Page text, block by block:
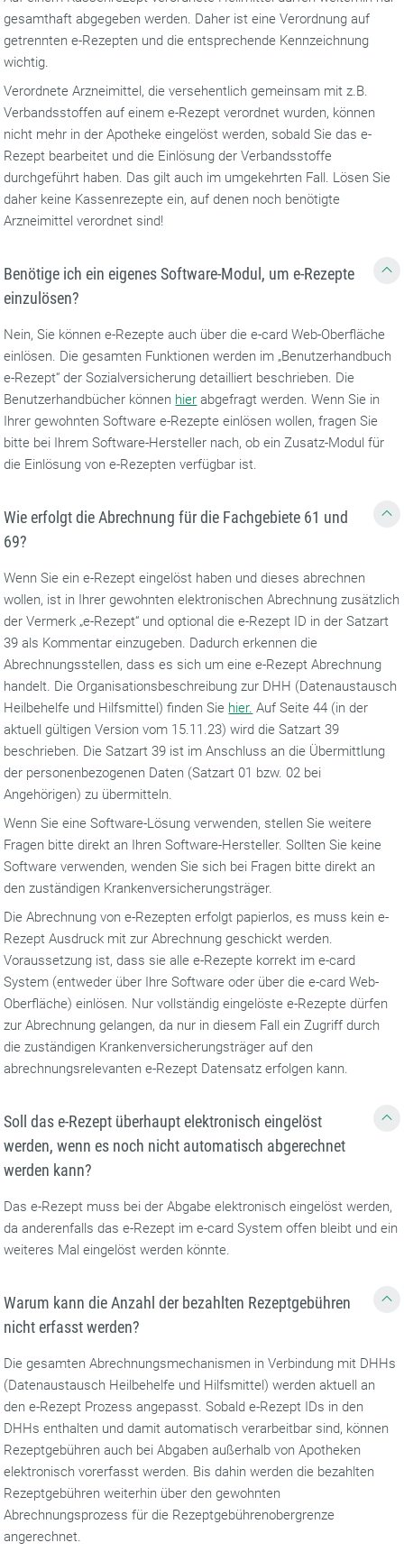
gesamthaft abgegeben werden. Daher ist eine Verordnung auf
getrennten e-Rezepten und die entsprechende Kennzeichnung
wichtig.
Verordnete Arzneimittel, die versehentlich gemeinsam mit z.B.
Verbandsstoffen auf einem e-Rezept verordnet wurden, können
nicht mehr in der Apotheke eingelöst werden, sobald Sie das e-
Rezept bearbeitet und die Einlösung der Verbandsstoffe
durchgeführt haben. Das gilt auch im umgekehrten Fall. Lösen Sie
daher keine Kassenrezepte ein, auf denen noch benötigte
Arzneimittel verordnet sind!
Benötige ich ein eigenes Software-Modul, um e-Rezepte
einzulösen?
Nein, Sie können e-Rezepte auch über die e-card Web-Oberfläche
einlösen. Die gesamten Funktionen werden im „Benutzerhandbuch
e-Rezept“ der Sozialversicherung detailliert beschrieben. Die
Benutzerhandbücher können hier abgefragt werden. Wenn Sie in
Ihrer gewohnten Software e-Rezepte einlösen wollen, fragen Sie
bitte bei Ihrem Software-Hersteller nach, ob ein Zusatz-Modul für
die Einlösung von e-Rezepten verfügbar ist.
Wie erfolgt die Abrechnung für die Fachgebiete 61 und
69?
Wenn Sie ein e-Rezept eingelöst haben und dieses abrechnen
wollen, ist in Ihrer gewohnten elektronischen Abrechnung zusätzlich
der Vermerk „e-Rezept“ und optional die e-Rezept ID in der Satzart
39 als Kommentar einzugeben. Dadurch erkennen die
Abrechnungsstellen, dass es sich um eine e-Rezept Abrechnung
handelt. Die Organisationsbeschreibung zur DHH (Datenaustausch
Heilbehelfe und Hilfsmittel) finden Sie hier. Auf Seite 44 (in der
aktuell gültigen Version vom 15.11.23) wird die Satzart 39
beschrieben. Die Satzart 39 ist im Anschluss an die Übermittlung
der personenbezogenen Daten (Satzart 01 bzw. 02 bei
Angehörigen) zu übermitteln.
Wenn Sie eine Software-Lösung verwenden, stellen Sie weitere
Fragen bitte direkt an Ihren Software-Hersteller. Sollten Sie keine
Software verwenden, wenden Sie sich bei Fragen bitte direkt an
den zuständigen Krankenversicherungsträger.
Die Abrechnung von e-Rezepten erfolgt papierlos, es muss kein e-
Rezept Ausdruck mit zur Abrechnung geschickt werden.
Voraussetzung ist, dass sie alle e-Rezepte korrekt im e-card
System (entweder über Ihre Software oder über die e-card Web-
Oberfläche) einlösen. Nur vollständig eingelöste e-Rezepte dürfen
zur Abrechnung gelangen, da nur in diesem Fall ein Zugriff durch
die zuständigen Krankenversicherungsträger auf den
abrechnungsrelevanten e-Rezept Datensatz erfolgen kann.
Soll das e-Rezept überhaupt elektronisch eingelöst
werden, wenn es noch nicht automatisch abgerechnet
werden kann?
Das e-Rezept muss bei der Abgabe elektronisch eingelöst werden,
da anderenfalls das e-Rezept im e-card System offen bleibt und ein
weiteres Mal eingelöst werden könnte.
Warum kann die Anzahl der bezahlten Rezeptgebühren
nicht erfasst werden?
Die gesamten Abrechnungsmechanismen in Verbindung mit DHHs
(Datenaustausch Heilbehelfe und Hilfsmittel) werden aktuell an
den e-Rezept Prozess angepasst. Sobald e-Rezept IDs in den
DHHs enthalten und damit automatisch verarbeitbar sind, können
Rezeptgebühren auch bei Abgaben außerhalb von Apotheken
elektronisch vorerfasst werden. Bis dahin werden die bezahlten
Rezeptgebühren weiterhin über den gewohnten
Abrechnungsprozess für die Rezeptgebührenobergrenze
angerechnet.